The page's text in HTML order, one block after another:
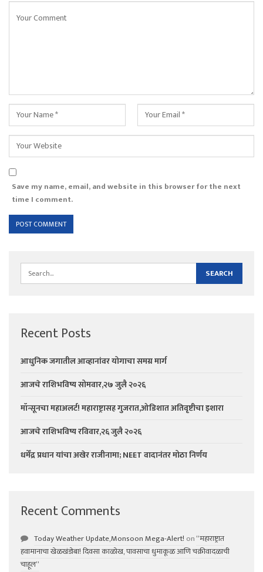
Save my name, email, and website in this browser for the next
time I comment.
Recent Posts
आधुनिक जगातील आव्हानांवर योगाचा समग्र मार्ग
आजचे राशिभविष्य सोमवार,२७ जुलै २०२६
मॉन्सूनचा महाअलर्ट! महाराष्ट्रासह गुजरात,ओडिशात अतिवृष्टीचा इशारा
आजचे राशिभविष्य रविवार,२६ जुलै २०२६
धर्मेंद्र प्रधान यांचा अखेर राजीनामा; NEET वादानंतर मोठा निर्णय
Recent Comments
Today Weather Update,Monsoon Mega-Alert! on“महाराष्ट्रात
हवामानाचा खेळखंडोबा! दिवसा काळोख, पावसाचा धुमाकूळ आणि चक्रीवादळाची
चाहूल”